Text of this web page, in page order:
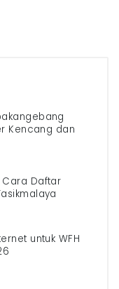
Kencang dan
Cara Daftar
untuk WFH